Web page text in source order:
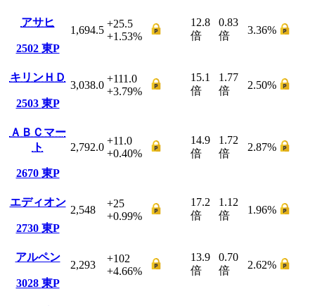
アサヒ
2502 東P
1,694.5
+25.5
+1.53%
12.8
倍
0.83
倍
3.36%
キリンＨＤ
2503 東P
3,038.0
+111.0
+3.79%
15.1
倍
1.77
倍
2.50%
ＡＢＣマー
ト
2670 東P
2,792.0
+11.0
+0.40%
14.9
倍
1.72
倍
2.87%
エディオン
2730 東P
2,548
+25
+0.99%
17.2
倍
1.12
倍
1.96%
アルペン
3028 東P
2,293
+102
+4.66%
13.9
倍
0.70
倍
2.62%